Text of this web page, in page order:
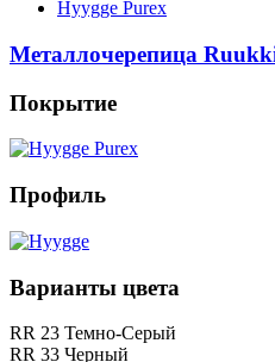
Hyygge Purex
Металлочерепица
Покрытие
Профиль
Варианты цвета
RR 23 Темно-Серый
RR 33 Черный